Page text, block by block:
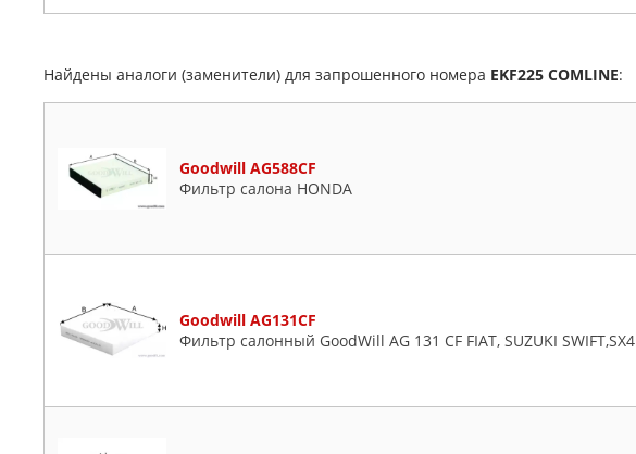
Найдены аналоги (заменители) для запрошенного номера EKF225 COMLINE:
Goodwill AG588CF
Фильтр салона HONDA
Goodwill AG131CF
Фильтр салонный GoodWill AG 131 CF FIAT, SUZUKI SWIFT,SX4